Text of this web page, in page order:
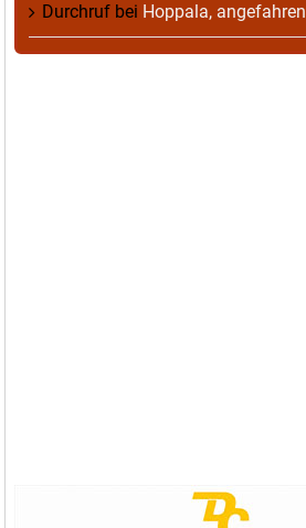
Durchruf bei Hoppala, angefahren